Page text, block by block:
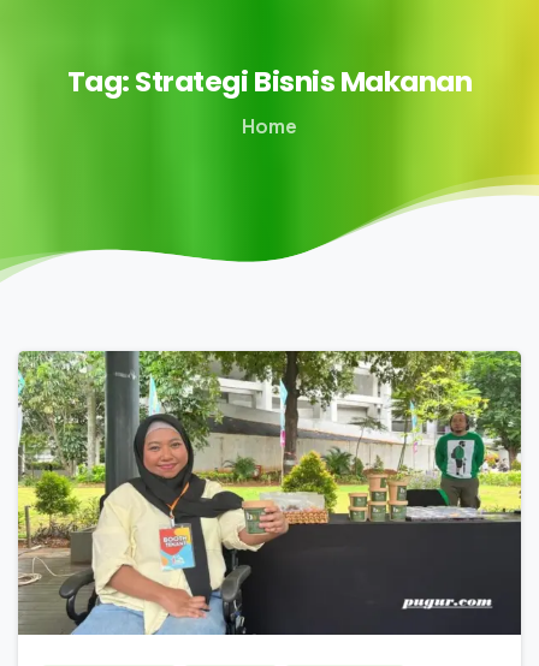
Tag:StrategiBisnisMakanan
Home